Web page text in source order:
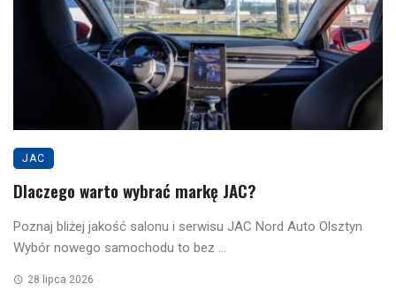
JAC
Dlaczego warto wybrać markę JAC?
Poznaj bliżej jakość salonu i serwisu JAC Nord Auto Olsztyn
Wybór nowego samochodu to bez ...
28 lipca 2026